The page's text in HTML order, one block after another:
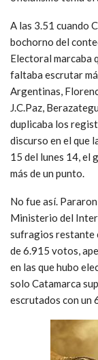
A las 3.51 cuando
bochorno del
Electoral marcaba
faltaba escrutar
Argentinas,
J.C.Paz,
duplicaba los
discurso en el que
15 del lunes 14, el
más de un punto.
No fue así.
Ministerio del
sufragios restante
de 6.915 votos,
en las que hubo
solo Catamarca
escrutados con un